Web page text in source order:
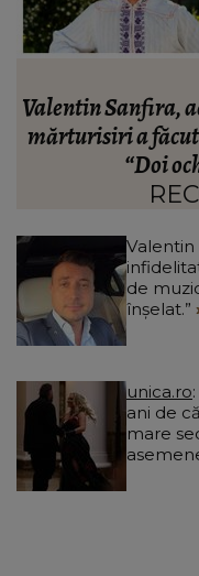
Cu câți bani a
mâncare pentru
Valentin
de
înșelat.”
unica.ro
ani de
mare